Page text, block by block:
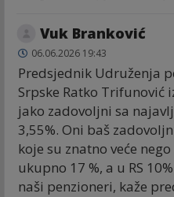
Vuk Branković
06.06.2026 19:43
Predsjednik Udruženja
Srpske Ratko Trifunović
jako zadovoljni sa
3,55%. Oni baš
koje su znatno veće
ukupno 17 %, a u RS
naši penzioneri, kaže